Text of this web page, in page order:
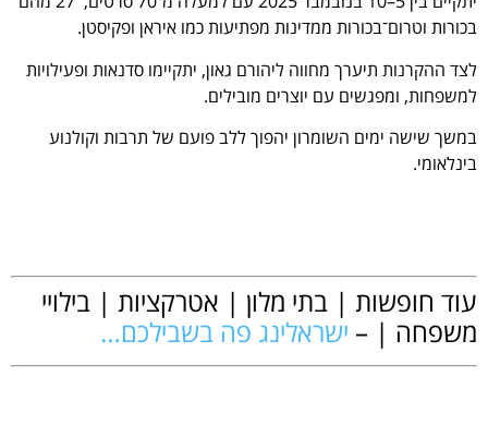
בכורות וטרום־בכורות ממדינות מפתיעות כמו איראן ופקיסטן.
לצד ההקרנות תיערך מחווה ליהורם גאון, יתקיימו סדנאות ופעילויות
למשפחות, ומפגשים עם יוצרים מובילים.
במשך שישה ימים השומרון יהפוך ללב פועם של תרבות וקולנוע
בינלאומי.
עוד חופשות | בתי מלון | אטרקציות | בילויי
משפחה | – ישראלינג פה בשבילכם…